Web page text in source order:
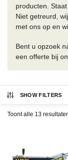
producten.
Niet getreurd,
met ons op en
Bent u opzoek
een offerte bij
SHOW FILTERS
Toont alle 13